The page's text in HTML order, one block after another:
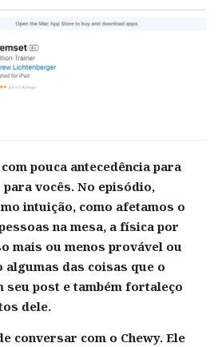
pouca antecedência para
vocês. No episódio,
intuição, como afetamos o
na mesa, a física por
mais ou menos provável ou
algumas das coisas que o
seu post e também fortaleço
dele.
conversar com o Chewy. Ele